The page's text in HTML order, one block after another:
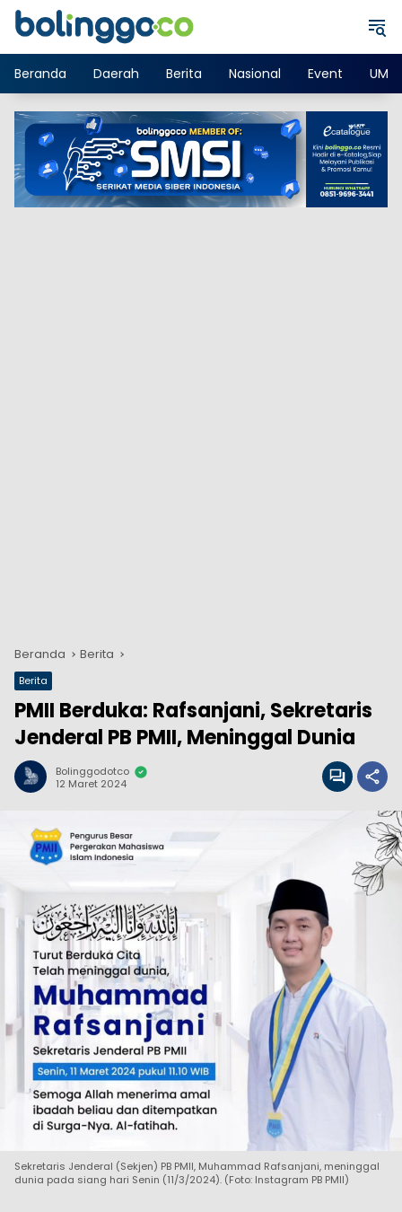
Langsung
Beranda
Daerah Berita Nasional Event
Beranda Berita
Berita
PMII Berduka: Rafsanjani, Sekretaris
Jenderal PB PMII, Meninggal Dunia
Bolinggodotco
12 Maret 2024
Sekretaris Jenderal (Sekjen) PB PMII, Muhammad Rafsanjani, meninggal
dunia pada siang hari Senin (11/3/2024). (Foto: Instagram PB PMII)